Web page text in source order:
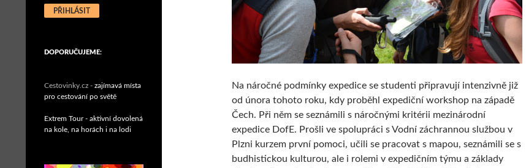
Na náročné podmínky expedice se studenti připravují intenzivně již
od února tohoto roku, kdy proběhl expediční workshop na západě
Čech. Při něm se seznámili s náročnými kritérii mezinárodní
expedice DofE. Prošli ve spolupráci s Vodní záchrannou službou v
Plzni kurzem první pomoci, učili se pracovat s mapou, seznámili se s
budhistickou kulturou, ale i rolemi v expedičním týmu a základy
DOPORUČUJEME:
Cestovinky.cz - zajímavá místa
pro cestování po světě
Extrem Tour - aktivní dovolená
na kole, na horách i na lodi